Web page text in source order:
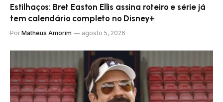
Estilhaços: Bret Easton Ellis assina roteiro e série já
tem calendário completo no Disney+
Por Matheus Amorim agosto 5, 2026